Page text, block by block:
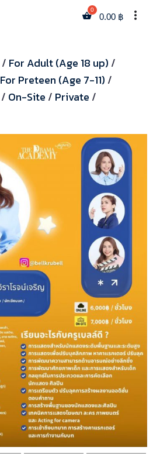
0.00 ฿ more_vert
/ For Adult (Age 18 up) /
For Preteen (Age 7-11) /
/ On-Site / Private /